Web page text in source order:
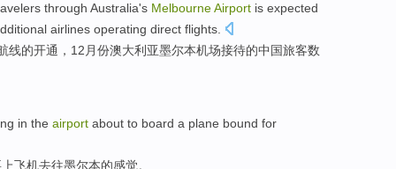
through Australia's MelbourneAirport is expected
airlines operating direct flights
线的开通，12月份澳大利亚墨尔本机场接待的中国旅客数
in the airport about to board a plane bound for
上飞机去往墨尔本的感觉。